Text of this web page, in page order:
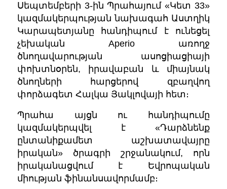
Սեպտեմբերի 3-ին Պրահայում «Կետ 33»
կազմակերպության նախագահ Աստղիկ
Կարապետյանը հանդիպում է ունեցել
չեխական Aperio առողջ
ծնողավարության ասոցիացիայի
փոխտնօրեն, իրավաբան և միայնակ
ծնողների հարցերով զբաղվող
փորձագետ Հալկա Յակլովայի հետ։
Պրահա այցն ու հանդիպումը
կազմակերպվել է «Դարձնենք
ընտանիքամետ աշխատավայրը
իրական» ծրագրի շրջանակում, որն
իրականացվում է Եվրոպական
միության ֆինանսավորմամբ։